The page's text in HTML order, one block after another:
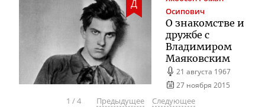
Д
Осипович
О знакомстве и
дружбе с
Владимиром
Маяковским
21 августа 1967
27 ноября 2015
1 /4 Предыдущее
Следующее